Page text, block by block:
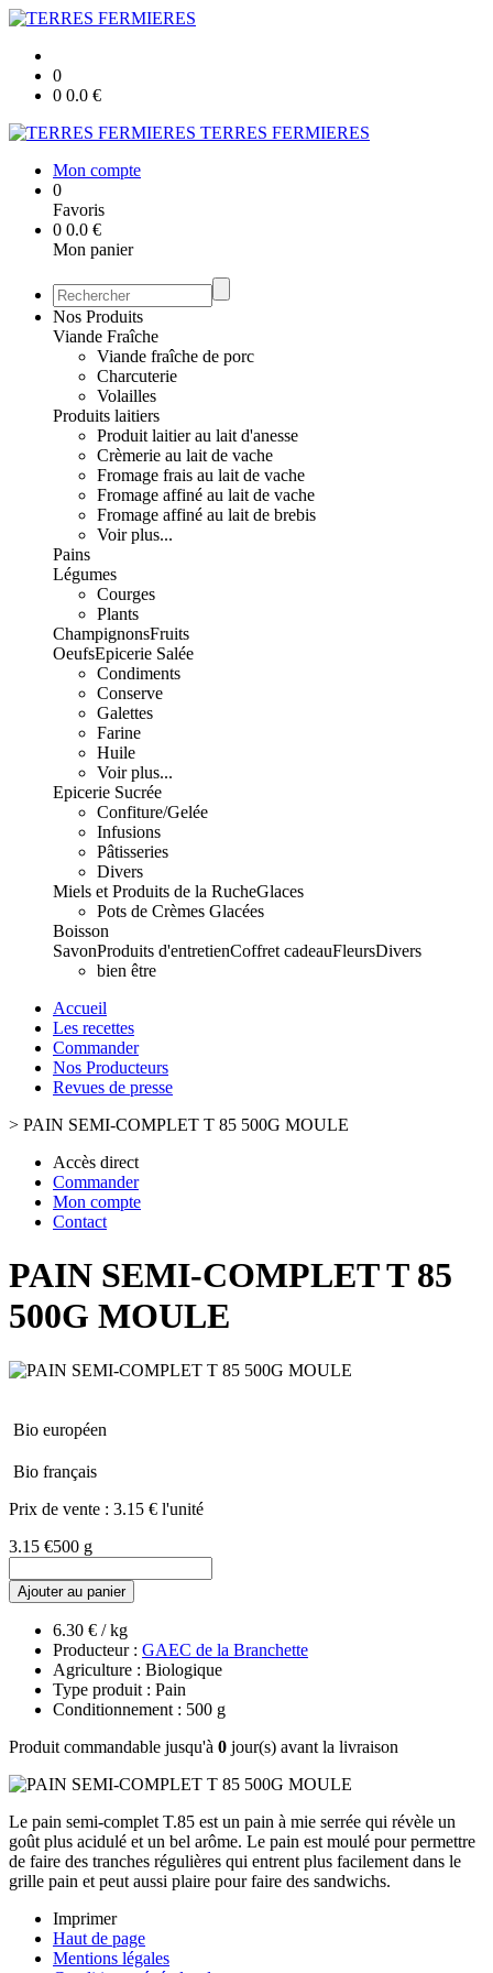
0
0 0.0 €
TERRES FERMIERES
Mon compte
0
Favoris
0 0.0 €
Mon panier
Nos Produits
Viande Fraîche
Viande fraîche de porc
Charcuterie
Volailles
Produits laitiers
Produit laitier au lait d'anesse
Crèmerie au lait de vache
Fromage frais au lait de vache
Fromage affiné au lait de vache
Fromage affiné au lait de brebis
Voir plus...
Pains
Légumes
Courges
Plants
ChampignonsFruits
OeufsEpicerie Salée
Condiments
Conserve
Galettes
Farine
Huile
Voir plus...
Epicerie Sucrée
Confiture/Gelée
Infusions
Pâtisseries
Divers
Miels et Produits de la RucheGlaces
Pots de Crèmes Glacées
Boisson
SavonProduits d'entretienCoffret cadeauFleursDivers
bien être
Accueil
Les recettes
Commander
Nos Producteurs
Revues de presse
> PAIN SEMI-COMPLET T 85 500G MOULE
Accès direct
Commander
Mon compte
Contact
PAIN SEMI-COMPLET T 85
500G MOULE
Bio européen
Bio français
Prix de vente : 3.15 € l'unité
3.15 €500 g
Ajouter au panier
6.30 € / kg
Producteur : GAEC de la Branchette
Agriculture : Biologique
Type produit : Pain
Conditionnement : 500 g
Produit commandable jusqu'à 0 jour(s) avant la livraison
Le pain semi-complet T.85 est un pain à mie serrée qui révèle un
goût plus acidulé et un bel arôme. Le pain est moulé pour permettre
de faire des tranches régulières qui entrent plus facilement dans le
grille pain et peut aussi plaire pour faire des sandwichs.
Imprimer
Haut de page
Mentions légales